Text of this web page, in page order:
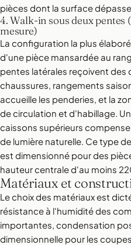
pièces dont la surface
4. Walk-in sous deux pentes
mesure)
La configuration la plus
d'une pièce mansardée au
pentes latérales reçoivent des
chaussures, rangements
accueille les penderies, et la
de circulation et d'habillage.
caissons supérieurs
de lumière naturelle. Ce type
est dimensionné pour des
hauteur centrale d'au moins
Matériaux et
Le choix des matériaux est
résistance à l'humidité des
importantes, condensation
dimensionnelle pour les